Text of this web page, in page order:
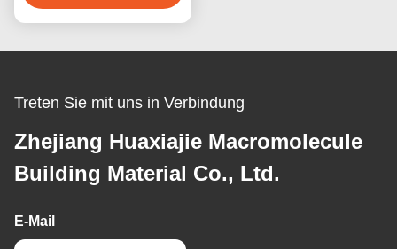
Nut-Rand-
Treten Sie mit uns in Verbindung
Zhejiang Huaxiajie Macromolecule
Building Material Co., Ltd.
E-Mail